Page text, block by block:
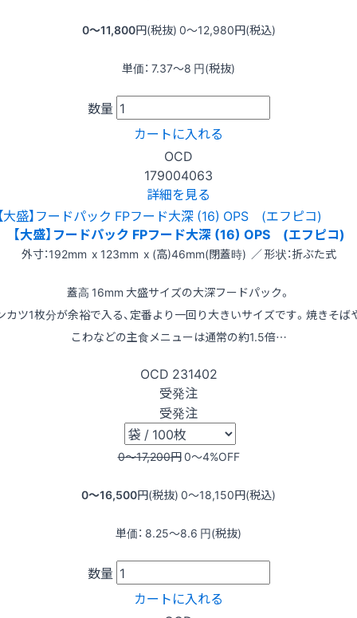
0〜11,800円(税抜) 0〜12,980円(税込)
単価： 7.37〜8 円(税抜)
数量
カートに入れる
OCD
179004063
詳細を見る
【大盛】フードパック FPフード大深 (16) OPS (エフピコ)
外寸：192mm x 123mm x (高)46mm(閉蓋時) ／ 形状：折ぶた式
蓋高 16mm 大盛サイズの大深フードパック。
カツ1枚分が余裕で入る、定番より一回り大きいサイズです。焼きそば
こわなどの主食メニューは通常の約1.5倍…
OCD 231402
受発注
受発注
0〜17,200円0〜4%OFF
0〜16,500円(税抜) 0〜18,150円(税込)
単価： 8.25〜8.6 円(税抜)
数量
カートに入れる